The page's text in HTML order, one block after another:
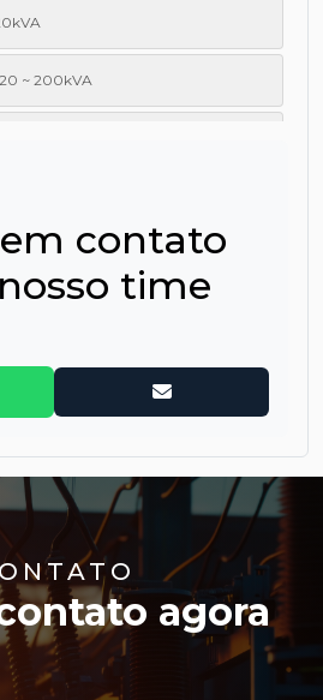
~ 200kVA
contato
time
agora